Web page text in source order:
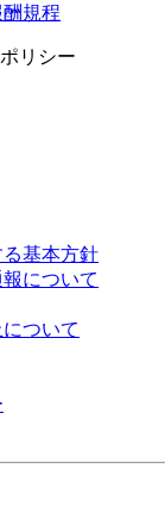
規程
リシー
基本方針
について
ついて